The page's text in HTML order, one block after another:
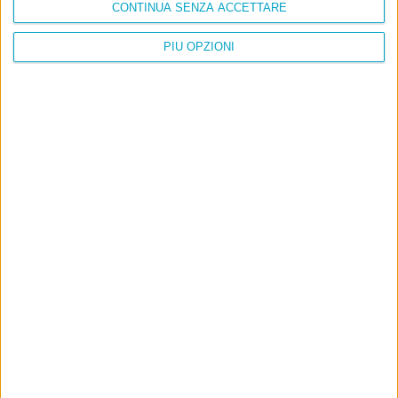
PIÙ OPZIONI
CONTINUA SENZA ACCETTARE
Info